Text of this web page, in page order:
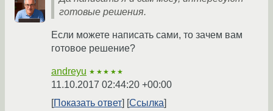
готовые решения.
Если можете написать сами, то зачем вам
готовое решение?
andreyu ★★★★★
11.10.2017 02:44:20 +00:00
Показать ответ
Ссылка